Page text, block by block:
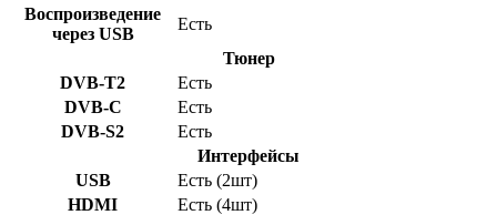
Воспроизведение
через USB
Есть
Тюнер
DVB-T2
Есть
DVB-C
Есть
DVB-S2
Есть
Интерфейсы
USB
Есть (2шт)
HDMI
Есть (4шт)